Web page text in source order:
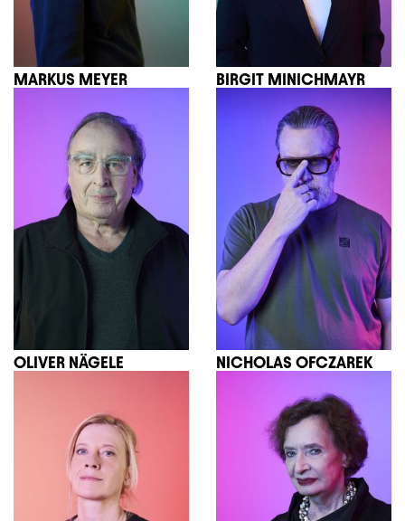
MARKUS MEYER BIRGIT MINICHMAYR
OLIVER NÄGELE NICHOLAS OFCZAREK